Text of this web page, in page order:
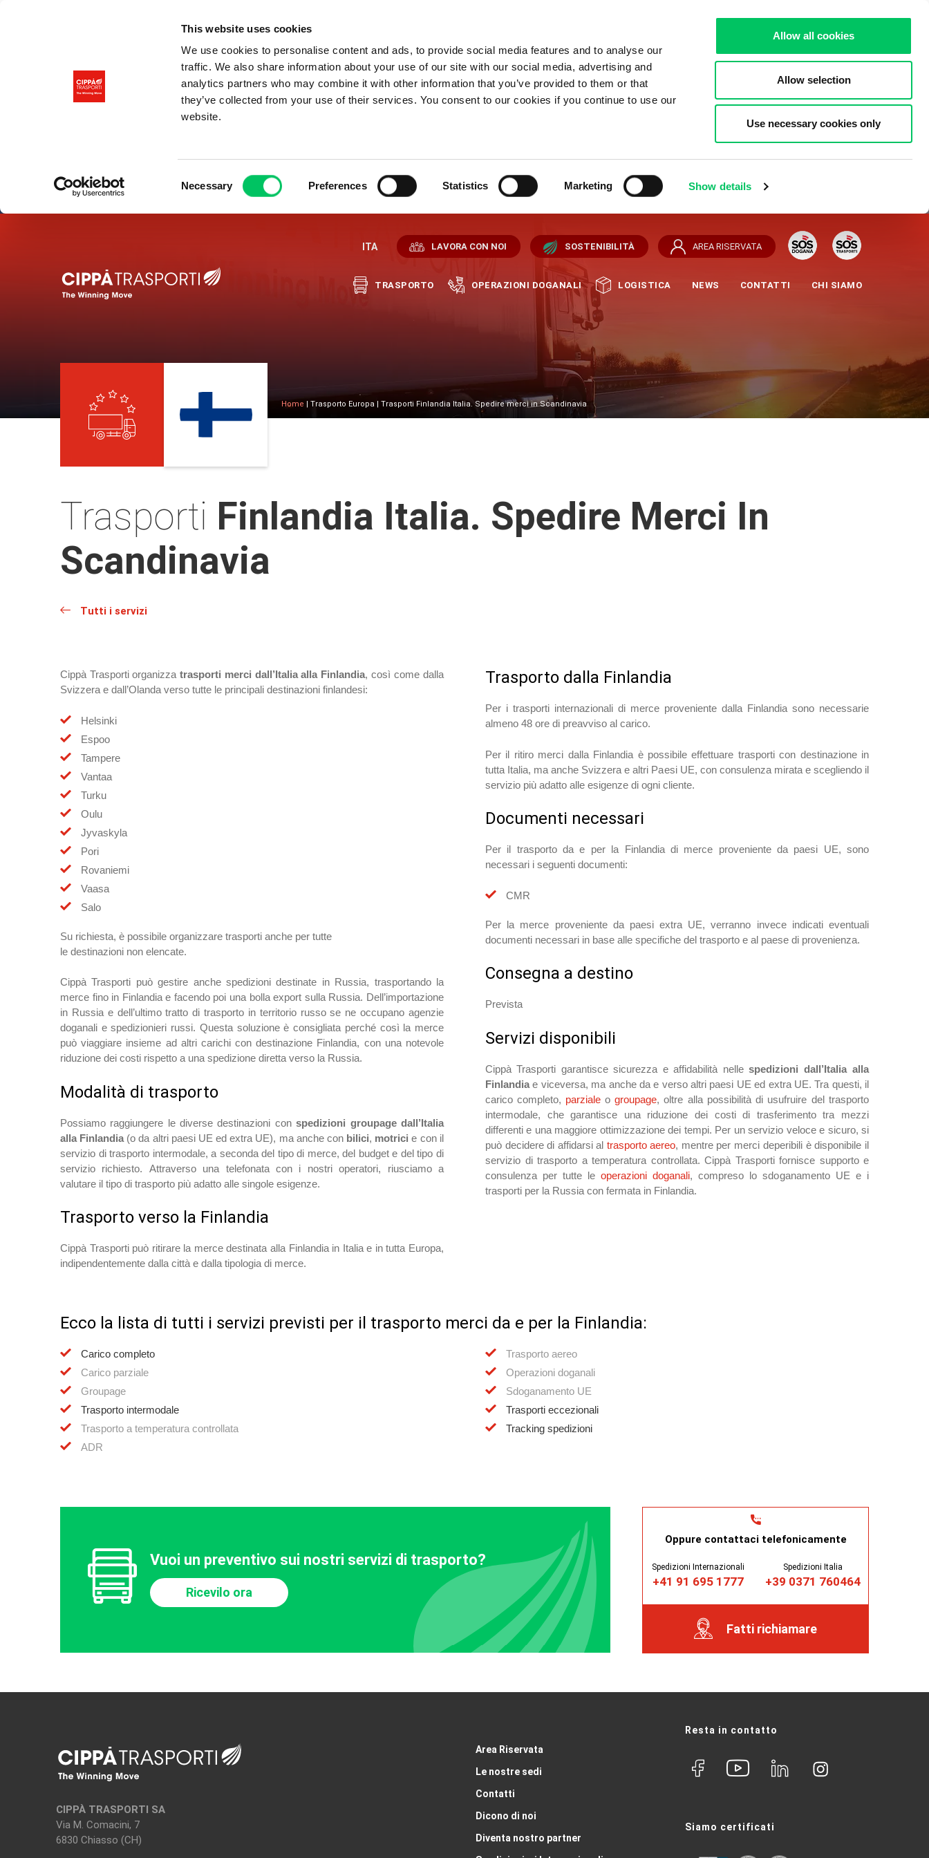
This website uses cookies
We use cookies to personalise content and ads, to provide social media features and to analyse our
traffic. We also share information about your use of our site with our social media, advertising and
analytics partners who may combine it with other information that you’ve provided to them or that
they’ve collected from your use of their services. You consent to our cookies if you continue to use our
website.
Necessary Preferences Statistics Marketing Show details
Allow all cookies
Allow selection
Use necessary cookies only
ITA LAVORA CON NOI SOSTENIBILITÀ AREA RISERVATA
TRASPORTO OPERAZIONI DOGANALI LOGISTICA NEWS CONTATTI CHI SIAMO
Home Trasporto Europa | Trasporti Finlandia Italia. Spedire merci in Scandinavia
Trasporti Finlandia Italia. Spedire Merci In
Scandinavia
Tutti i servizi
Cippà Trasporti organizza trasporti merci dall’Italia alla Finlandia, così come dalla
Svizzera e dall’Olanda verso tutte le principali destinazioni finlandesi:
Helsinki
Espoo
Tampere
Vantaa
Turku
Oulu
Jyvaskyla
Pori
Rovaniemi
Vaasa
Salo
Su richiesta, è possibile organizzare trasporti anche per tutte
le destinazioni non elencate.
Cippà Trasporti può gestire anche spedizioni destinate in Russia, trasportando la
merce fino in Finlandia e facendo poi una bolla export sulla Russia. Dell’importazione
in Russia e dell’ultimo tratto di trasporto in territorio russo se ne occupano agenzie
doganali e spedizionieri russi. Questa soluzione è consigliata perché così la merce
può viaggiare insieme ad altri carichi con destinazione Finlandia, con una notevole
riduzione dei costi rispetto a una spedizione diretta verso la Russia.
Modalità di trasporto
Possiamo raggiungere le diverse destinazioni con spedizioni groupage dall’Italia
alla Finlandia (o da altri paesi UE ed extra UE), ma anche con bilici, motrici e con il
servizio di trasporto intermodale, a seconda del tipo di merce, del budget e del tipo di
servizio richiesto. Attraverso una telefonata con i nostri operatori, riusciamo a
valutare il tipo di trasporto più adatto alle singole esigenze.
Trasporto verso la Finlandia
Cippà Trasporti può ritirare la merce destinata alla Finlandia in Italia e in tutta Europa,
indipendentemente dalla città e dalla tipologia di merce.
Trasporto dalla Finlandia
Per i trasporti internazionali di merce proveniente dalla Finlandia sono necessarie
almeno 48 ore di preavviso al carico.
Per il ritiro merci dalla Finlandia è possibile effettuare trasporti con destinazione in
tutta Italia, ma anche Svizzera e altri Paesi UE, con consulenza mirata e scegliendo il
servizio più adatto alle esigenze di ogni cliente.
Documenti necessari
Per il trasporto da e per la Finlandia di merce proveniente da paesi UE, sono
necessari i seguenti documenti:
CMR
Per la merce proveniente da paesi extra UE, verranno invece indicati eventuali
documenti necessari in base alle specifiche del trasporto e al paese di provenienza.
Consegna a destino
Prevista
Servizi disponibili
Cippà Trasporti garantisce sicurezza e affidabilità nelle spedizioni dall’Italia alla
Finlandia e viceversa, ma anche da e verso altri paesi UE ed extra UE. Tra questi, il
carico completo, parziale o groupage, oltre alla possibilità di usufruire del trasporto
intermodale, che garantisce una riduzione dei costi di trasferimento tra mezzi
differenti e una maggiore ottimizzazione dei tempi. Per un servizio veloce e sicuro, si
può decidere di affidarsi al trasporto aereo, mentre per merci deperibili è disponibile il
servizio di trasporto a temperatura controllata. Cippà Trasporti fornisce supporto e
consulenza per tutte le operazioni doganali, compreso lo sdoganamento UE e i
trasporti per la Russia con fermata in Finlandia.
Ecco la lista di tutti i servizi previsti per il trasporto merci da e per la Finlandia:
Carico completo
Carico parziale
Groupage
Trasporto intermodale
Trasporto a temperatura controllata
ADR
Trasporto aereo
Operazioni doganali
Sdoganamento UE
Trasporti eccezionali
Tracking spedizioni
Vuoi un preventivo sui nostri servizi di trasporto?
Ricevilo ora
Oppure contattaci telefonicamente
Spedizioni Internazionali
+41 91 695 1777
Spedizioni Italia
+39 0371 760464
Fatti richiamare
CIPPÀ TRASPORTI SA
Via M. Comacini, 7
6830 Chiasso (CH)
Area Riservata
Le nostre sedi
Contatti
Dicono di noi
Diventa nostro partner
Resta in contatto
Siamo certificati